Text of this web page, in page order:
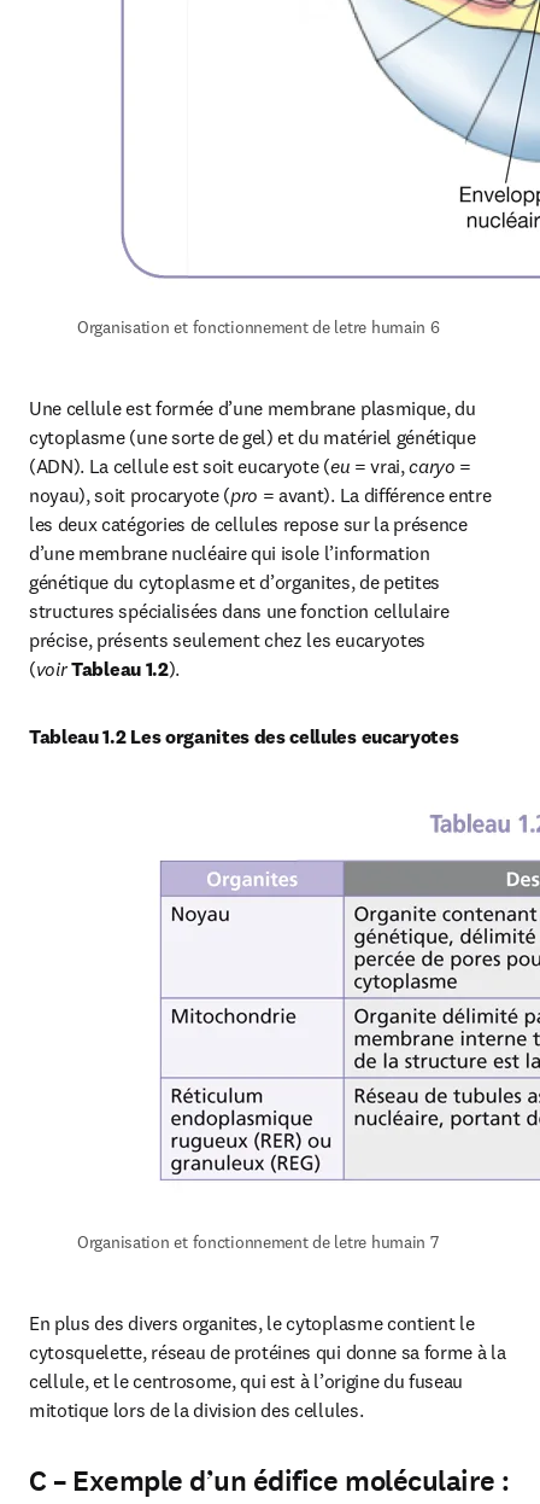
Organisation et fonctionnement de letre humain 6
Une cellule est formée d’une membrane plasmique, du
cytoplasme (une sorte de gel) et du matériel génétique
(ADN). La cellule est soit eucaryote (eu = vrai, caryo =
noyau), soit procaryote (pro = avant). La différence entre
les deux catégories de cellules repose sur la présence
d’une membrane nucléaire qui isole l’information
génétique du cytoplasme et d’organites, de petites
structures spécialisées dans une fonction cellulaire
précise, présents seulement chez les eucaryotes
(voirTableau 1.2).
Tableau 1.2 Les organites des cellules eucaryotes
Organisation et fonctionnement de letre humain 7
En plus des divers organites, le cytoplasme contient le
cytosquelette, réseau de protéines qui donne sa forme à la
cellule, et le centrosome, qui est à l’origine du fuseau
mitotique lors de la division des cellules.
C – Exemple d’un édifice moléculaire :